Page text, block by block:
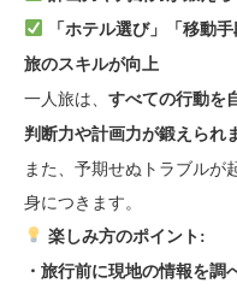
「ホテル選び」「移動
旅のスキルが向上
一人旅は、 すべての行動を
判断力や計画力が鍛えられ
また、予期せぬトラブルが
身につきます。
楽しみ方のポイント:
・旅行前に現地の情報を調